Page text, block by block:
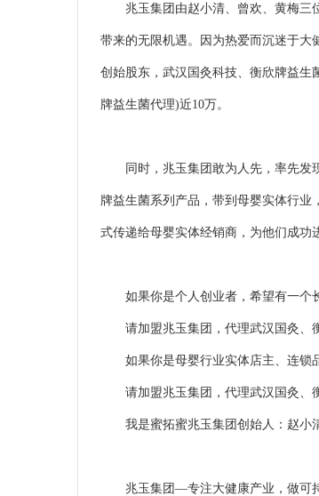
兆玉集团由赵小清、曾欢、黄梅三位
带来的无限机遇。因为热爱而沉迷于大
创始股东，武汉国灸科技、衡欣牌益生
牌益生菌代理)近10万。
同时，兆玉集团敢为人先，率先发现
牌益生菌系列产品，带到母婴实体行
式传递给母婴实体经销商，为他们成功
如果你是个人创业者，希望有一个
请加盟兆玉集团，代理武汉国灸、
如果你是母婴行业实体店主、连锁品
请加盟兆玉集团，代理武汉国灸、
我是蜜拓蜜兆玉集团创始人：赵小
兆玉集团—专注大健康产业，做可持